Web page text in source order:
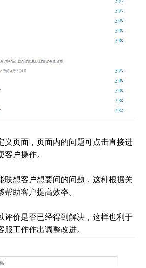
义页面，页面内的问题可点击直接进
客户操作。
联想客户想要问的问题，这种根据关
帮助客户提高效率。
评价是否已经得到解决，这样也利于
服工作作出调整改进。